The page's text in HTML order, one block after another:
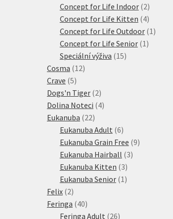
produktů
Concept for Life Indoor 22
produkty
Concept for Life Kitten 44
produkty
Concept for Life Outdoor 1 1
Concept for Life Senior 1 1
Speciální výživa 1515
Cosma 1212
Crave 55
produktů
Dogs'n Tiger 22
produkty
Dolina Noteci 44
Eukanuba 2222
produktů
Eukanuba Adult 66
produktů
Eukanuba Grain Free 99
Eukanuba Hairball 33
Eukanuba Kitten 33
produkty
Eukanuba Senior 1 1
Felix 22
produkty
Feringa 4040
produktů
Feringa Adult 2626